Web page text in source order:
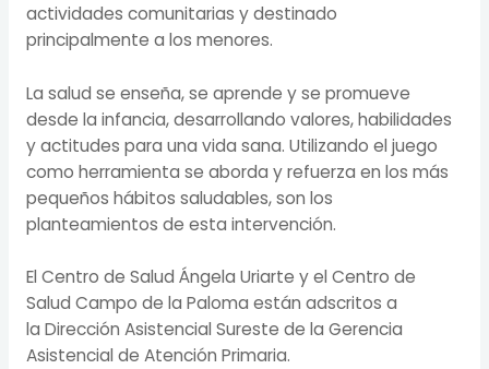
actividades comunitarias y destinado
principalmente a los menores.
La salud se enseña, se aprende y se promueve
desde la infancia, desarrollando valores, habilidades
y actitudes para una vida sana. Utilizando el juego
como herramienta se aborda y refuerza en los más
pequeños hábitos saludables, son los
planteamientos de esta intervención.
El Centro de Salud Ángela Uriarte y el Centro de
Salud Campo de la Paloma están adscritos a
la Dirección Asistencial Sureste de la Gerencia
Asistencial de Atención Primaria.